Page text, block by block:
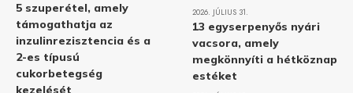
5 szuperétel, amely
támogathatja az
inzulinrezisztencia és a
2-es típusú
cukorbetegség
2026. JÚLIUS 31.
13 egyserpenyős nyári
vacsora, amely
megkönnyíti a hétköznap
estéket